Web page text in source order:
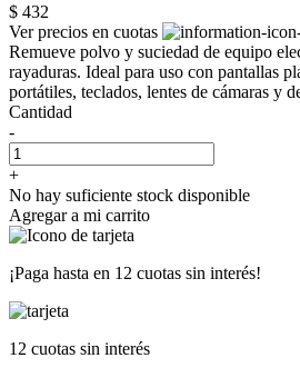
$ 432
Ver precios en cuotas
Remueve polvo y suciedad de equipo
rayaduras. Ideal para uso con pantallas
portátiles, teclados, lentes de cámaras y
Cantidad
-
+
No hay suficiente stock disponible
Agregar a mi carrito
¡Paga hasta en 12 cuotas sin interés!
12 cuotas sin interés